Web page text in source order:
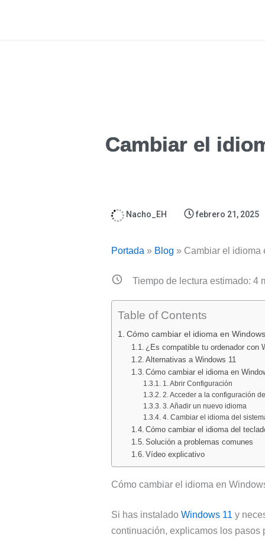
Cambiar el
Nacho_EH febrero 21, 2025
Portada » Blog » Cambiar el idioma
Tiempo de lectura estimado: 4
Table of Contents
Cómo cambiar el idioma en
¿Es compatible tu ordenador con
Alternativas a Windows 11
Cómo cambiar el idioma en
1. Abrir Configuración
2. Acceder a la configuración
3. Añadir un nuevo idioma
4. Cambiar el idioma del
Cómo cambiar el idioma del
Solución a problemas comunes
Vídeo explicativo
Cómo cambiar el idioma en
Si has instalado Windows 11 y
continuación, explicamos los pasos